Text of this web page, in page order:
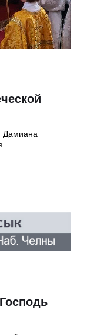
Дамиана